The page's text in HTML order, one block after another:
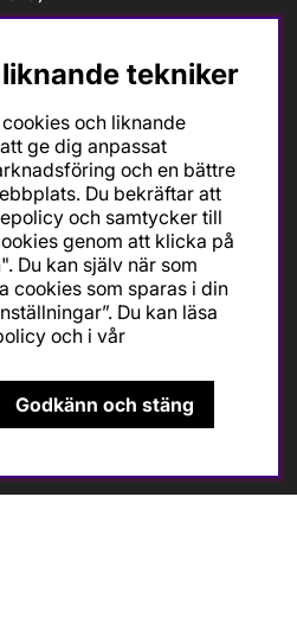
tekniker
och liknande
ge dig anpassat
och en bättre
Du bekräftar att
och samtycker till
genom att klicka på
Du kan själv när som
cookies som sparas i din
Du kan läsa
och i vår
Godkänn och stäng